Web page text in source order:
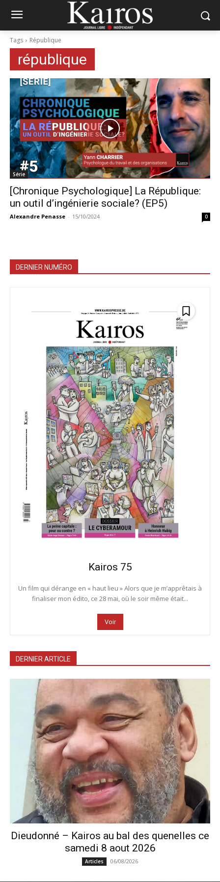
Tags République
république
Série
[Chronique Psychologique] La République:
un outil d’ingénierie sociale? (EP5)
Alexandre Penasse - 15/10/2024 0
DERNIER NUMÉRO
Kairos 75
Un film qui dérange en « haut lieu » Alors que je m’apprêtais à
finaliser mon édito, ce 28 mai, où le soir même était...
Voir
DERNIER ARTICLE
Dieudonné – Kairos au bal des quenelles ce
samedi 8 aout 2026
Articles 06/08/2026